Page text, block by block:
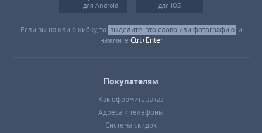
для Android
для iOS
Если вы нашли ошибку, то выделите это слово или фотографию и
нажмите Ctrl+Enter
Покупателям
Как оформить заказ
Адреса и телефоны
Система скидок